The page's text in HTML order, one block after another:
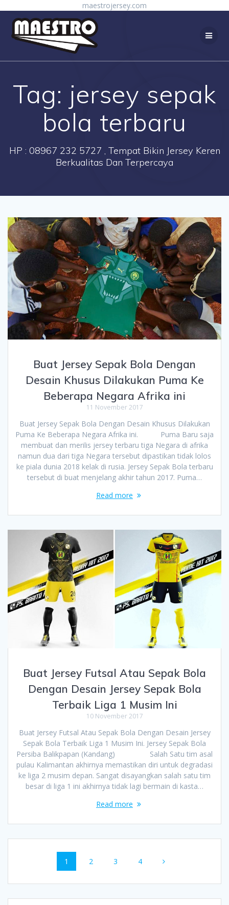
maestrojersey.com
Tag: jersey sepak
bola terbaru
HP : 08967 232 5727 , Tempat Bikin Jersey Keren
Berkualitas Dan Terpercaya
Buat Jersey Sepak Bola Dengan
Desain Khusus Dilakukan Puma Ke
Beberapa Negara Afrika ini
11 November 2017
Buat Jersey Sepak Bola Dengan Desain Khusus Dilakukan
Puma Ke Beberapa Negara Afrika ini. Puma Baru saja
membuat dan merilis jersey terbaru tiga Negara di afrika
namun dua dari tiga Negara tersebut dipastikan tidak lolos
ke piala dunia 2018 kelak di rusia. Jersey Sepak Bola terbaru
tersebut di buat menjelang akhir tahun 2017. Puma…
Read more
Buat Jersey Futsal Atau Sepak Bola
Dengan Desain Jersey Sepak Bola
Terbaik Liga 1 Musim Ini
10 November 2017
Buat Jersey Futsal Atau Sepak Bola Dengan Desain Jersey
Sepak Bola Terbaik Liga 1 Musim Ini. Jersey Sepak Bola
Persiba Balikpapan (Kandang) Salah Satu tim asal
pulau Kalimantan akhirnya memastikan diri untuk degradasi
ke liga 2 musim depan. Sangat disayangkan salah satu tim
besar di liga 1 ini akhirnya tidak lagi bermain di kasta…
Read more
navigation
Page
1 Page
2 Page
3 Page
4